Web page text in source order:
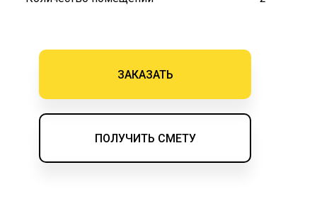
ПОЛУЧИТЬ СМЕТУ
ЗАКАЗАТЬ